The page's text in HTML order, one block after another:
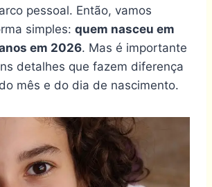
pessoal. Então, vamos
simples: quem nasceu em
em 2026. Mas é importante
detalhes que fazem diferença
mês e do dia de nascimento.